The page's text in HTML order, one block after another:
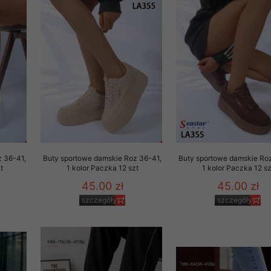
36-41,
Buty sportowe damskie Roz 36-41,
1 kolor Paczka 12 szt
45.00 zł
szczegóły
Buty sportowe damskie
1 kolor Paczka 12
45.00 zł
szczegóły
29 sierpnia 1997 r. o
przechowujemy na
jedynie uprawnieni
danych w celu
osobom trzecim,
na podstawie
komputerze Klienta
naszej oferty do
internetowej
tych plików
na komputerze